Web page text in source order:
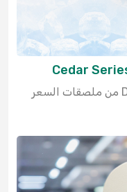
تُعد Digital Price Tags Cedar Serie من ملصقات السعر